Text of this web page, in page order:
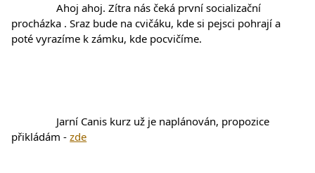
		Ahoj ahoj. Zítra nás čeká první socializační
procházka . Sraz bude na cvičáku, kde si pejsci pohrají a
poté vyrazíme k zámku, kde pocvičíme.
přikládám - zde